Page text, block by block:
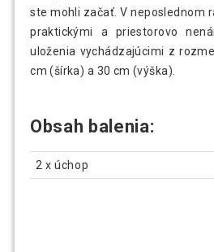
ste mohli začať. V neposlednom
praktickými a priestorovo
uloženia vychádzajúcimi z
cm (šírka) a 30 cm (výška).
Obsah balenia:
2 x úchop